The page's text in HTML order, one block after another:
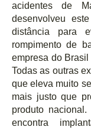
acidentes de
desenvolveu
distância para
rompimento de
empresa do
Todas as outras
que eleva muito
mais justo que
produto
encontra